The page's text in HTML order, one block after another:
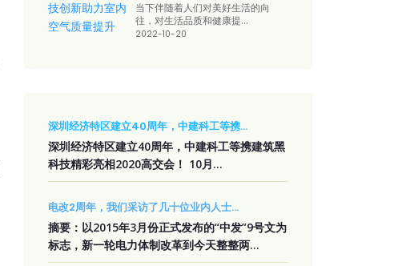
当下伴随着人们对美好生活的向
往，对生活品质和健康提...
2022-10-20
深圳经济特区建立40周年，中建科工等携...
深圳经济特区建立40周年，中建科工等携建筑黑
科技精彩亮相2020高交会！ 10月...
电改2周年，我们采访了几十位业内人士...
摘要：以2015年3月份正式发布的“中发”9号文为
标志，新一轮电力体制改革到今天整整两...